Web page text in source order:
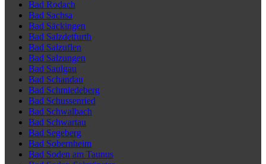
Bad Rodach
Bad Sachsa
Bad Säckingen
Bad Salzdetfurth
Bad Salzuflen
Bad Salzungen
Bad Saulgau
Bad Schandau
Bad Schmiedeberg
Bad Schussenried
Bad Schwalbach
Bad Schwartau
Bad Segeberg
Bad Sobernheim
Bad Soden am Taunus